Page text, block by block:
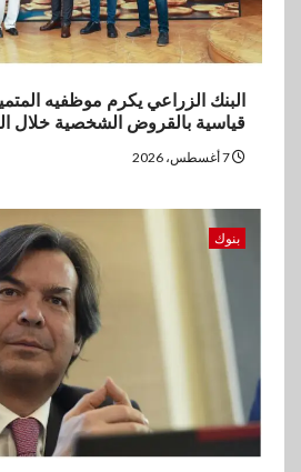
البنك الزراعي يكرم موظفيه
قياسية بالقروض الشخصية خلال الربع
بنوك